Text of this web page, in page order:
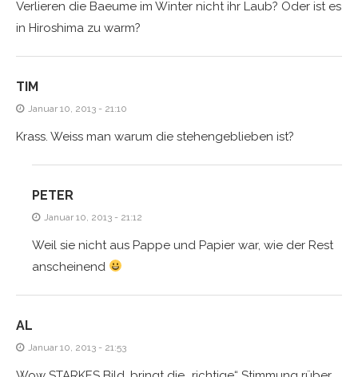
Verlieren die Baeume im Winter nicht ihr Laub? Oder ist es
in Hiroshima zu warm?
TIM
Januar 10, 2013 - 21:10
Krass. Weiss man warum die stehengeblieben ist?
PETER
Januar 10, 2013 - 21:12
Weil sie nicht aus Pappe und Papier war, wie der Rest
anscheinend
AL
Januar 10, 2013 - 21:53